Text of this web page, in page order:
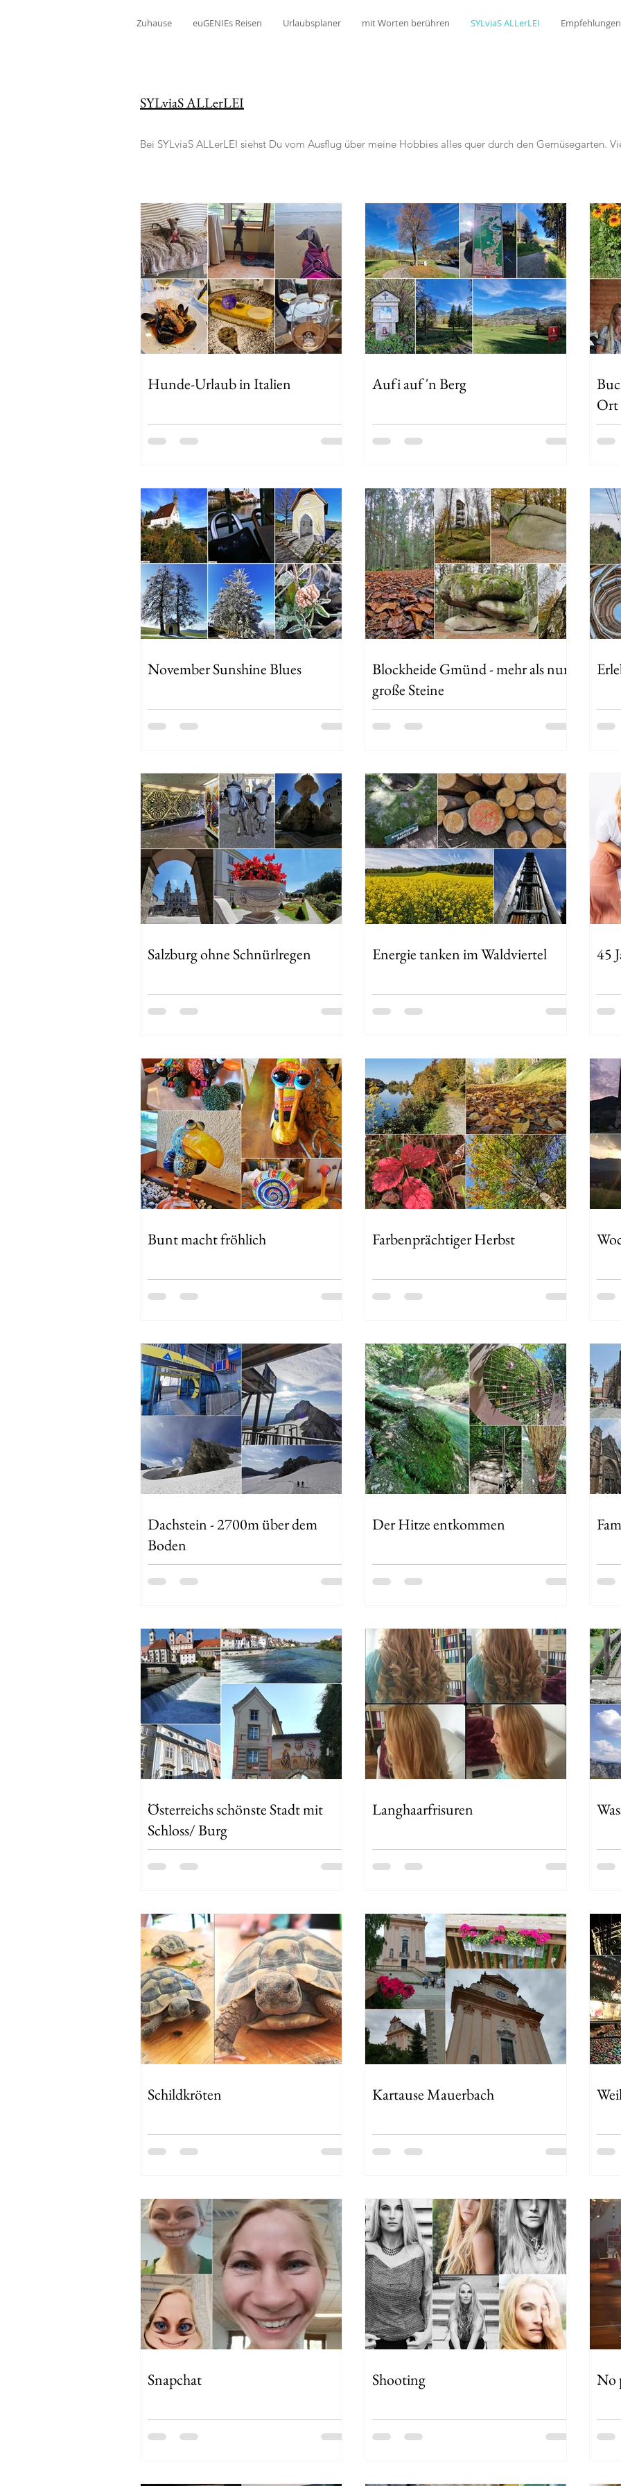
Zuhause euGENIEs Reisen Urlaubsplaner mit Worten berühren SYLviaS ALLerLEI Empfehlungen
SYLviaS ALLerLEI
Bei SYLviaS ALLerLEI siehst Du vom Ausflug über meine Hobbies alles quer durch den Gemüsegarten.
Hunde-Urlaub in Italien Aufi auf 'n Berg
Ort
November Sunshine Blues
Blockheide Gmünd - mehr als nur
große Steine
Salzburg ohne Schnürlregen Energie tanken im Waldviertel 45
Bunt macht fröhlich Farbenprächtiger Herbst
Dachstein - 2700m über dem
Boden
Der Hitze entkommen
Österreichs schönste Stadt mit
Schloss/ Burg
Langhaarfrisuren
Schildkröten Kartause Mauerbach
Snapchat Shooting No